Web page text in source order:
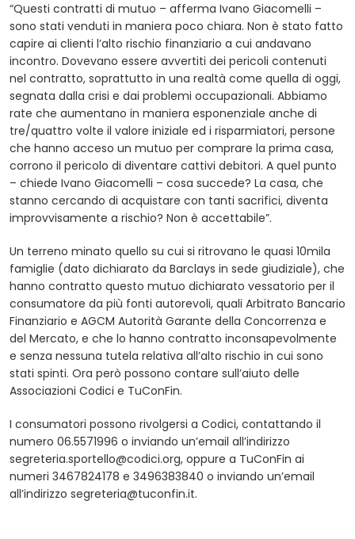
“Questi contratti di mutuo – afferma Ivano Giacomelli –
sono stati venduti in maniera poco chiara. Non è stato fatto
capire ai clienti l’alto rischio finanziario a cui andavano
incontro. Dovevano essere avvertiti dei pericoli contenuti
nel contratto, soprattutto in una realtà come quella di oggi,
segnata dalla crisi e dai problemi occupazionali. Abbiamo
rate che aumentano in maniera esponenziale anche di
tre/quattro volte il valore iniziale ed i risparmiatori, persone
che hanno acceso un mutuo per comprare la prima casa,
corrono il pericolo di diventare cattivi debitori. A quel punto
– chiede Ivano Giacomelli – cosa succede? La casa, che
stanno cercando di acquistare con tanti sacrifici, diventa
improvvisamente a rischio? Non è accettabile”.
Un terreno minato quello su cui si ritrovano le quasi 10mila
famiglie (dato dichiarato da Barclays in sede giudiziale), che
hanno contratto questo mutuo dichiarato vessatorio per il
consumatore da più fonti autorevoli, quali Arbitrato Bancario
Finanziario e AGCM Autorità Garante della Concorrenza e
del Mercato, e che lo hanno contratto inconsapevolmente
e senza nessuna tutela relativa all’alto rischio in cui sono
stati spinti. Ora però possono contare sull’aiuto delle
Associazioni Codici e TuConFin.
I consumatori possono rivolgersi a Codici, contattando il
numero 06.5571996 o inviando un’email all’indirizzo
segreteria.sportello@codici.org, oppure a TuConFin ai
numeri 3467824178 e 3496383840 o inviando un’email
all’indirizzo segreteria@tuconfin.it.